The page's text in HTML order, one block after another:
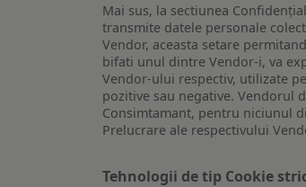
Mai sus, la sectiunea
transmite datele personale
Vendor, aceasta setare
bifati unul dintre Vendor-i, va
Vendor-ului respectiv, utilizate
pozitive sau negative. Vendorul
Consimtamant, pentru niciunul
Prelucrare ale respectivului
Tehnologii de tip Cookie